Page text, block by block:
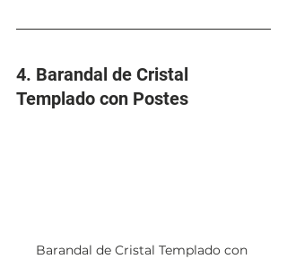
4. Barandal de Cristal
Templado con Postes
Barandal de Cristal Templado con